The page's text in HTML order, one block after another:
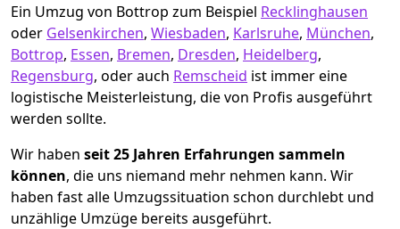
Ein Umzug von Bottrop zum Beispiel Recklinghausen
oder Gelsenkirchen, Wiesbaden, Karlsruhe, München,
Bottrop, Essen, Bremen, Dresden, Heidelberg,
Regensburg, oder auch Remscheid ist immer eine
logistische Meisterleistung, die von Profis ausgeführt
werden sollte.
Wir haben seit25 Jahren Erfahrungen sammeln
können, die uns niemand mehr nehmen kann. Wir
haben fast alle Umzugssituation schon durchlebt und
unzählige Umzüge bereits ausgeführt.